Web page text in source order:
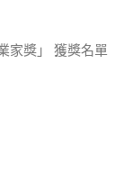
家獎」 獲獎名單